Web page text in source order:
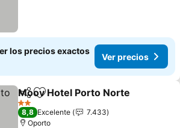
los precios exactos
Ver precios
CompartirAgregar a favoritos
Moov Hotel Porto Norte
2 Estrellas
8,8 Excelente
7.433
Oporto